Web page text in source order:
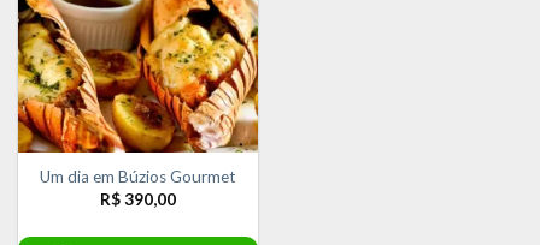
Um dia em Búzios Gourmet
R$390,00